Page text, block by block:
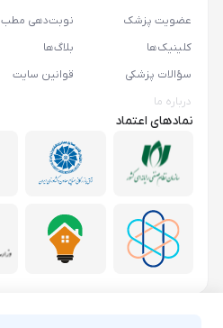
عضویت پزشک
نوبت‌دهی مطب
کلینیک‌ها
بلاگ‌ها
سؤالات پزشکی
قوانین سایت
درباره ما
نمادهای اعتماد